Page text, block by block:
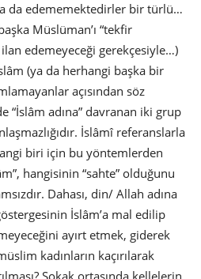
da edememektedirler bir türlü…
Müslüman’ı “tekfir
ilan edemeyeceği gerekçesiyle…)
(ya da herhangi başka bir
açısından söz
“İslâm adına” davranan iki grup
İslâmî referanslarla
biri için bu yöntemlerden
hangisinin “sahte” olduğunu
Dahası, din/ Allah adına
İslâm’a mal edilip
ayırt etmek, giderek
kadınların kaçırılarak
Sokak ortasında kellelerin